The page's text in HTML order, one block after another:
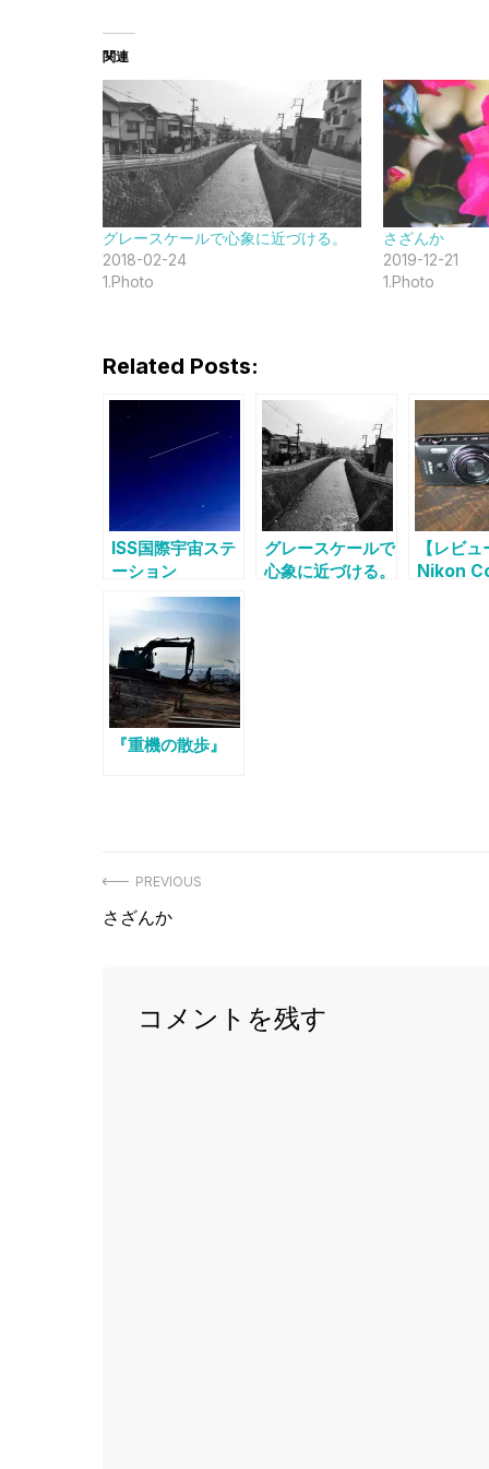
関連
グレースケールで心象に近づける。
2018-02-24
1.Photo
さざんか
2019-12-21
1.Photo
Related Posts:
ISS国際宇宙ステ
ーション
with「きぼう」
を撮影
2018.05.22
グレースケールで
心象に近づける。
【レビュ
Nikon
『重機の散歩』
投
稿
PREVIOUS
Previous
さざんか
コメントを残す